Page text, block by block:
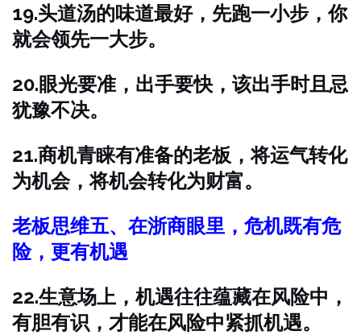
19.头道汤的味道最好，先跑一小步，你
就会领先一大步。
20.眼光要准，出手要快，该出手时且忌
犹豫不决。
21.商机青睐有准备的老板，将运气转化
为机会，将机会转化为财富。
老板思维五、在浙商眼里，危机既有危
险，更有机遇
22.生意场上，机遇往往蕴藏在风险中，
有胆有识，才能在风险中紧抓机遇。